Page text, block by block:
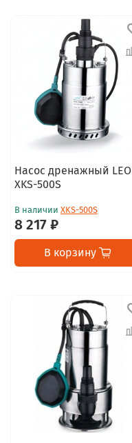
Насос дренажный LEO
XKS-500S
В наличии XKS-500S
8 217 ₽
В корзину